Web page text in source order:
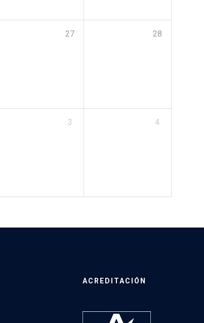
27 28
3 4
ACREDITACIÓN